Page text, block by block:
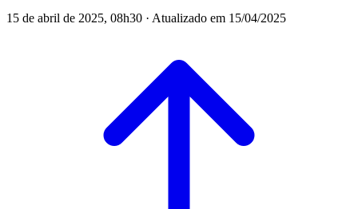
15 de abril de 2025, 08h30 · Atualizado em 15/04/2025